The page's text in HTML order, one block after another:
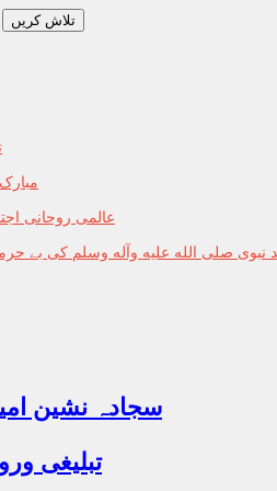
مبارک
عالمی روحانی اجتماع۔۔75واں
نبوی صلى الله عليه وآله وسلم کی بے
سجادہ نشین
تبلیغی